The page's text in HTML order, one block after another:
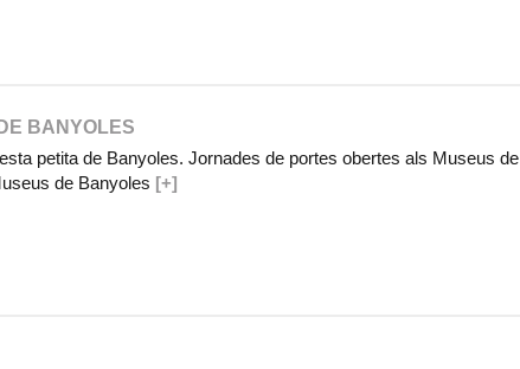
BANYOLES
petita de Banyoles. Jornades de portes obertes als Museus de
de Banyoles [+]